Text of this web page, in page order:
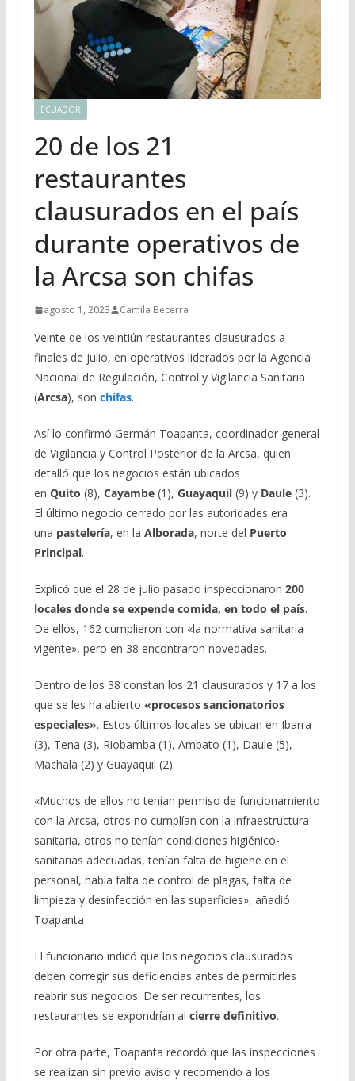
ECUADOR
20 de los 21
restaurantes
clausurados en el país
durante operativos de
la Arcsa son chifas
agosto 1, 2023 Camila Becerra
Veinte de los veintiún restaurantes clausurados a
finales de julio, en operativos liderados por la Agencia
Nacional de Regulación, Control y Vigilancia Sanitaria
(Arcsa), son chifas.
Así lo confirmó Germán Toapanta, coordinador general
de Vigilancia y Control Posterior de la Arcsa, quien
detalló que los negocios están ubicados
en Quito (8), Cayambe(1), Guayaquil(9) y Daule(3).
El último negocio cerrado por las autoridades era
una pastelería, en la Alborada, norte del Puerto
Principal.
Explicó que el 28 de julio pasado inspeccionaron 200
locales donde se expende comida, en todo el país.
De ellos, 162 cumplieron con «la normativa sanitaria
vigente», pero en 38 encontraron novedades.
Dentro de los 38 constan los 21 clausurados y 17 a los
que se les ha abierto «procesos sancionatorios
especiales». Estos últimos locales se ubican en Ibarra
(3), Tena (3), Riobamba (1), Ambato (1), Daule (5),
Machala (2) y Guayaquil (2).
«Muchos de ellos no tenían permiso de funcionamiento
con la Arcsa, otros no cumplían con la infraestructura
sanitaria, otros no tenían condiciones higiénico-
sanitarias adecuadas, tenían falta de higiene en el
personal, había falta de control de plagas, falta de
limpieza y desinfección en las superficies», añadió
Toapanta
El funcionario indicó que los negocios clausurados
deben corregir sus deficiencias antes de permitirles
reabrir sus negocios. De ser recurrentes, los
restaurantes se expondrían al cierre definitivo.
Por otra parte, Toapanta recordó que las inspecciones
se realizan sin previo aviso y recomendó a los